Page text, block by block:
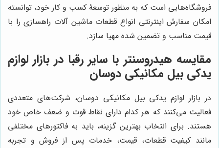
فروشگاه‌هایی است که به منظور توسعۀ کسب و کار خود، توانسته
امکان سفارش اینترنتی انواع قطعات ماشین آلات راهسازی را با
قیمت مناسب و تضمین شده مهیا سازد.
مقایسه هیدروسنتر با سایر رقبا در بازار لوازم
یدکی بیل مکانیکی دوسان
در بازار لوازم یدکی بیل مکانیکی دوسان، شرکت‌های متعددی
فعالیت می‌کنند که هر کدام دارای نقاط قوت و ضعف خاص خود
هستند. برای انتخاب بهترین گزینه، باید به فاکتورهای مختلفی
مانند کیفیت قطعات، قیمت، خدمات پس از فروش و تجربه